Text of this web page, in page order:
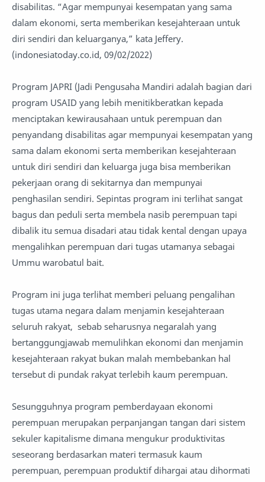
disabilitas. “Agar mempunyai kesempatan yang sama
dalam ekonomi, serta memberikan kesejahteraan untuk
diri sendiri dan keluarganya,” kata Jeffery.
(indonesiatoday.co.id, 09/02/2022)
Program JAPRI (Jadi Pengusaha Mandiri adalah bagian dari
program USAID yang lebih menitikberatkan kepada
menciptakan kewirausahaan untuk perempuan dan
penyandang disabilitas agar mempunyai kesempatan yang
sama dalam ekonomi serta memberikan kesejahteraan
untuk diri sendiri dan keluarga juga bisa memberikan
pekerjaan orang di sekitarnya dan mempunyai
penghasilan sendiri. Sepintas program ini terlihat sangat
bagus dan peduli serta membela nasib perempuan tapi
dibalik itu semua disadari atau tidak kental dengan upaya
mengalihkan perempuan dari tugas utamanya sebagai
Ummu warobatul bait.
Program ini juga terlihat memberi peluang pengalihan
tugas utama negara dalam menjamin kesejahteraan
seluruh rakyat, sebab seharusnya negaralah yang
bertanggungjawab memulihkan ekonomi dan menjamin
kesejahteraan rakyat bukan malah membebankan hal
tersebut di pundak rakyat terlebih kaum perempuan.
Sesungguhnya program pemberdayaan ekonomi
perempuan merupakan perpanjangan tangan dari sistem
sekuler kapitalisme dimana mengukur produktivitas
seseorang berdasarkan materi termasuk kaum
perempuan, perempuan produktif dihargai atau dihormati